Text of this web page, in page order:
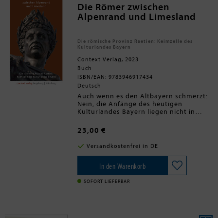
Die Römer zwischen
Alpenrand und Limesland
Die römische Provinz Raetien: Keimzelle des
Kulturlandes Bayern
Context Verlag, 2023
Buch
ISBN/EAN: 9783946917434
Deutsch
Auch wenn es den Altbayern schmerzt:
Nein, die Anfänge des heutigen
Kulturlandes Bayern liegen nicht in
München. Als Castra Regina 179 n. Chr.
gegründet wurde, waren die blühenden
Römerstädte Augsburg und Kempten
bereits beinahe 200 Jahre alt. (Und nein,
Regensburg ist nicht die einzige Stadt,
die ihr Alter mittels originaler
Gründungsinschrift belegen kann.)
Denn als Römer Straßenbau und
23,00 €
Versandkostenfrei in DE
In den Warenkorb
SOFORT LIEFERBAR